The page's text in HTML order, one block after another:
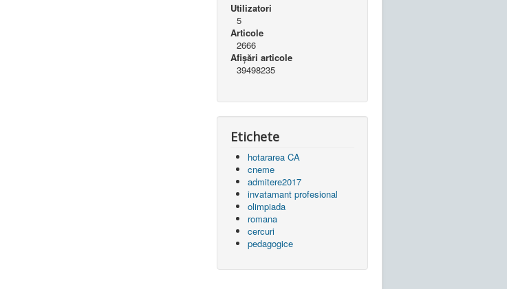
Utilizatori
5
Articole
2666
Afișări articole
39498235
Etichete
hotararea CA
cneme
admitere2017
invatamant profesional
olimpiada
romana
cercuri
pedagogice